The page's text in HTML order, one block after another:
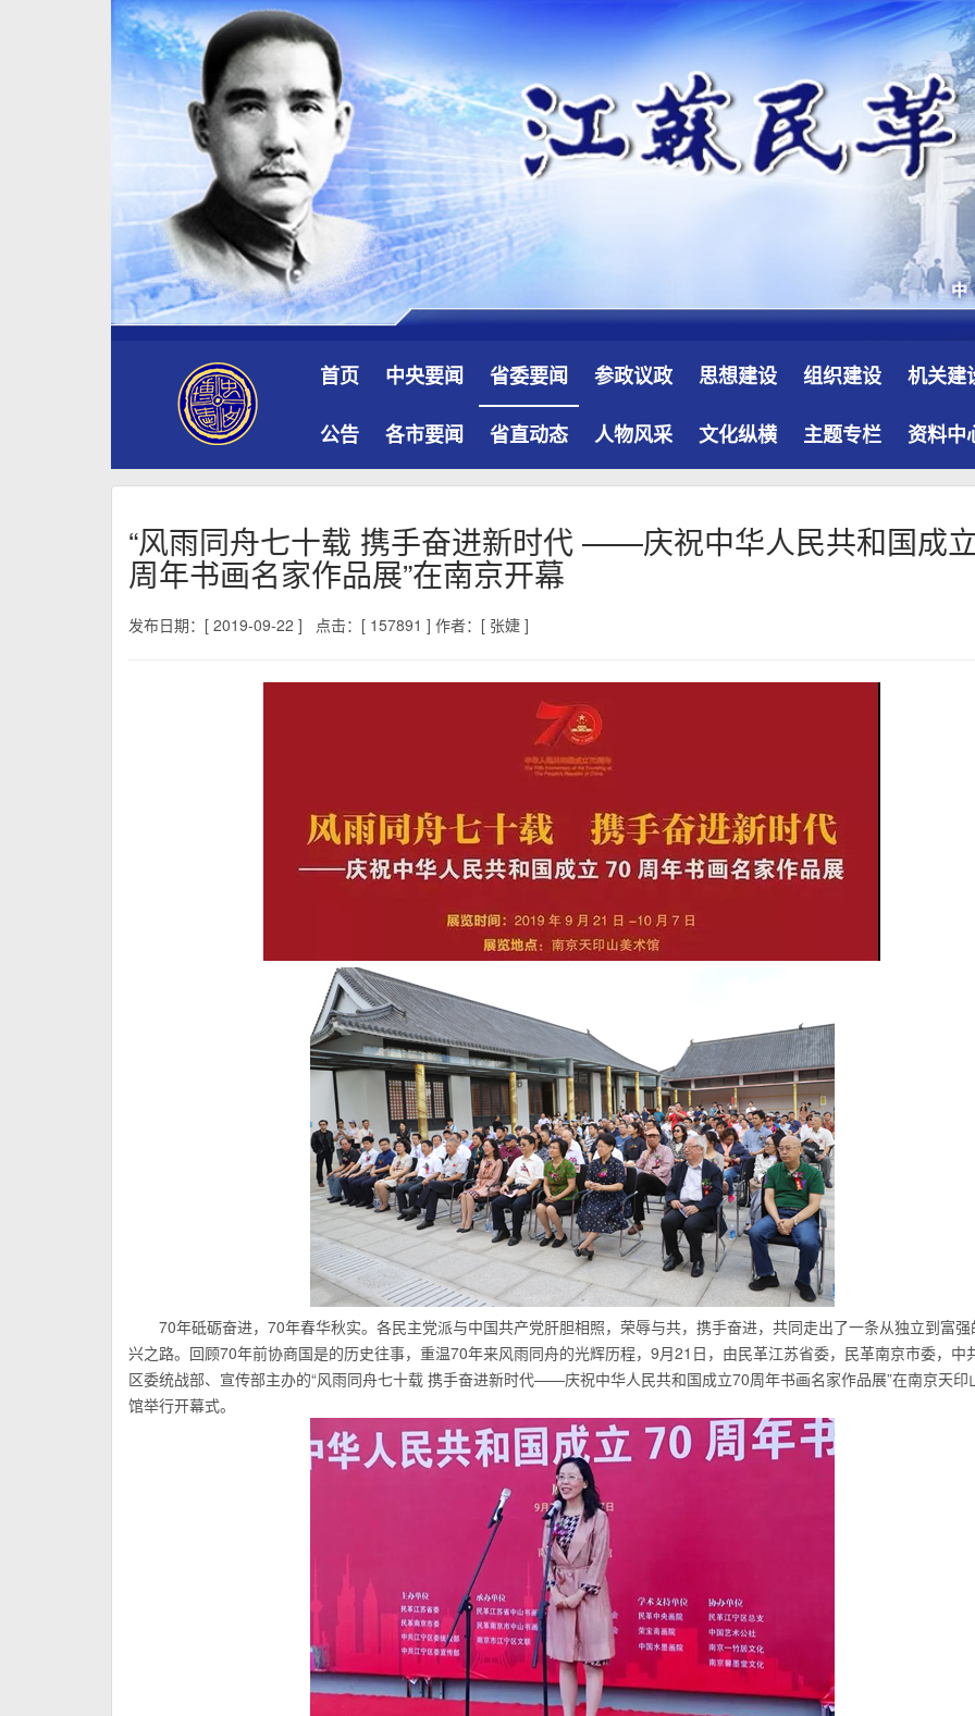
首页 中央要闻 省委要闻 参政议政 思想建设 组织建设 机关建
公告 各市要闻 省直动态 人物风采 文化纵横 主题专栏 资料中
“风雨同舟七十载 携手奋进新时代 ——庆祝中华人民共和国成
周年书画名家作品展”在南京开幕
发布日期：[ 2019-09-22 ] 点击：[ 157891 ] 作者：[ 张婕 ]
70年砥砺奋进，70年春华秋实。各民主党派与中国共产党肝胆相照，荣辱与共，携手奋进，共同走出了一条从独立到富强
兴之路。回顾70年前协商国是的历史往事，重温70年来风雨同舟的光辉历程，9月21日，由民革江苏省委，民革南京市委，中
区委统战部、宣传部主办的“风雨同舟七十载 携手奋进新时代——庆祝中华人民共和国成立70周年书画名家作品展”在南京天印
馆举行开幕式。